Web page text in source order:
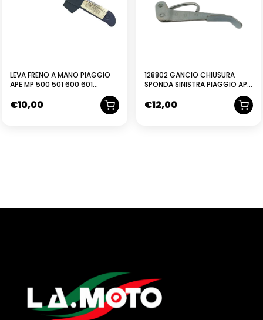
LEVA FRENO A MANO PIAGGIO
APE MP 500 501 600 601
€10,00
128802 GANCIO CHIUSURA
SPONDA SINISTRA PIAGGIO APE
€12,00